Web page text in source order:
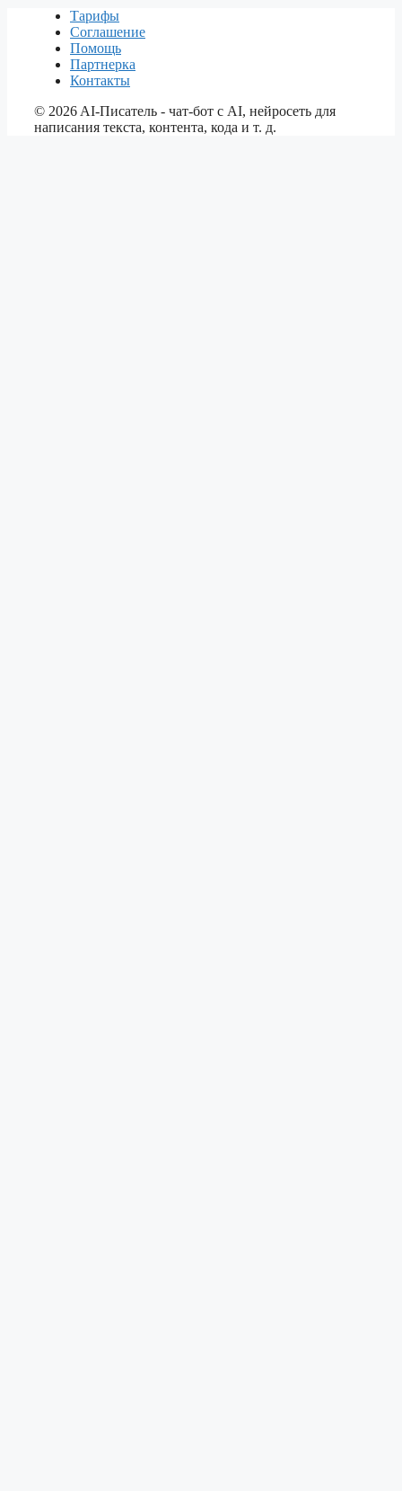
Тарифы
Соглашение
Помощь
Партнерка
Контакты
© 2026 AI-Писатель - чат-бот с AI, нейросеть для
написания текста, контента, кода и т. д.